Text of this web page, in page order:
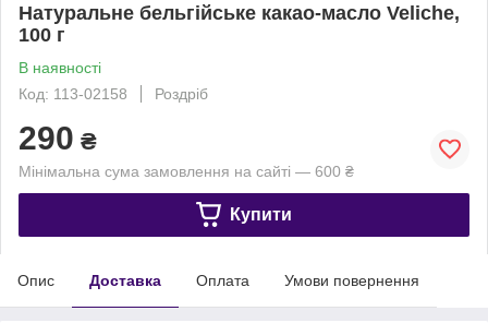
Натуральне бельгійське какао-масло Veliche,
100 г
В наявності
Код: 113-02158
Роздріб
290 ₴
Мінімальна сума замовлення на сайті — 600 ₴
Купити
Опис Доставка Оплата Умови повернення